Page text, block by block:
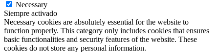
Necessary
Siempre activado
Necessary cookies are absolutely essential for the website to
function properly. This category only includes cookies that ensures
basic functionalities and security features of the website. These
cookies do not store any personal information.